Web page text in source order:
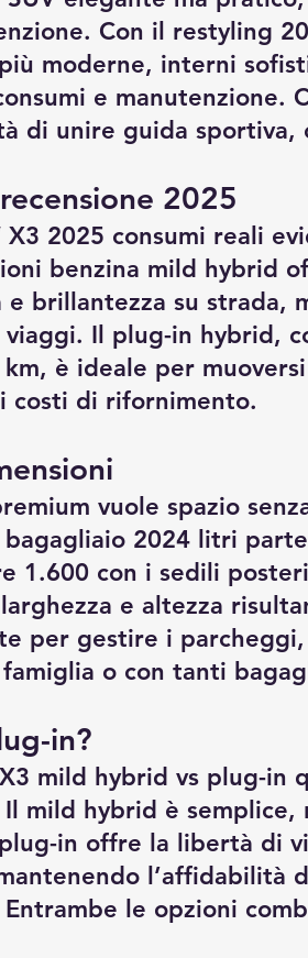
Con il restyling
moderne, interni
e manutenzione.
di unire guida sportiva,
2025
2025 consumi reali
benzina mild hybrid
brillantezza su strada,
Il plug-in hybrid,
è ideale per
costi di rifornimento.
vuole spazio
bagagliaio 2024 litri
1.600 con i sedili
e altezza
per gestire i
o con tanti
in?
mild hybrid vs plug-in
mild hybrid è semplice,
in offre la libertà di
l’affidabilità
le opzioni